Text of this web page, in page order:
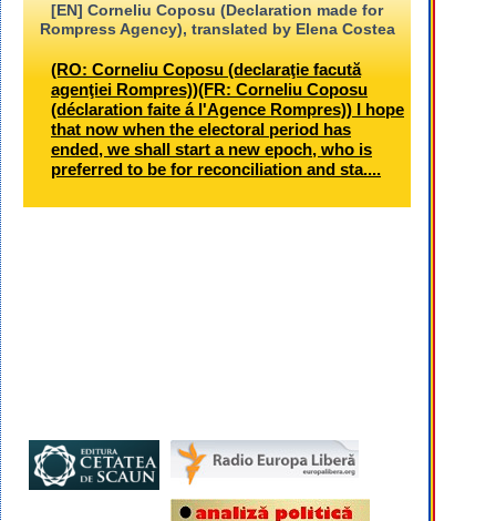
[EN] Corneliu Coposu (Declaration made for
Rompress Agency), translated by Elena Costea
(RO: Corneliu Coposu (declaraţie facută
agenţiei Rompres))(FR: Corneliu Coposu
(déclaration faite á l'Agence Rompres)) I hope
that now when the electoral period has
ended, we shall start a new epoch, who is
preferred to be for reconciliation and sta....